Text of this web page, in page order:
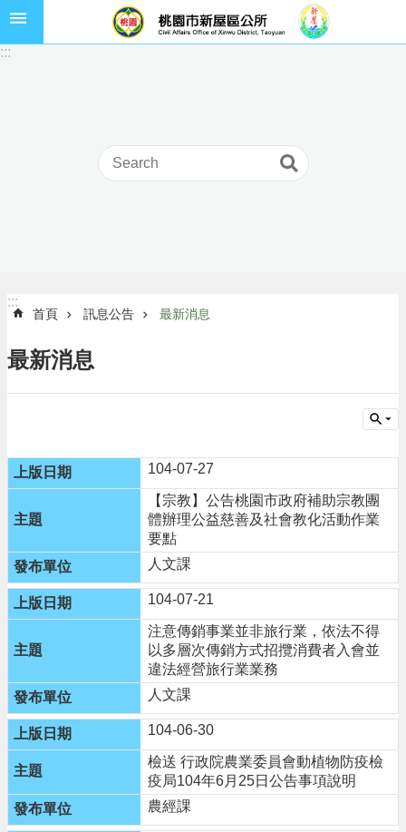
跳到主要內容區塊
介
紹
訊
息
活
便
資
機
關
通
錄
相
關
資
料
回
首
頁
:::
:::
:::
首頁 訊息公告 最新消息
最新消息
104-07-27
【宗教】公告桃園市政府補助宗教團
體辦理公益慈善及社會教化活動作業
要點
人文課
104-07-21
注意傳銷事業並非旅行業，依法不得
以多層次傳銷方式招攬消費者入會並
違法經營旅行業業務
人文課
104-06-30
檢送 行政院農業委員會動植物防疫檢
疫局104年6月25日公告事項說明
農經課